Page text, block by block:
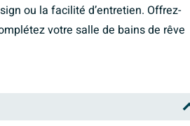
ou la facilité d’entretien. Offrez-
votre salle de bains de rêve